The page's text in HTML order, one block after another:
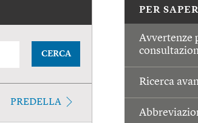
PER
Avvertenze
Ricerca
CERCA
PREDELLA